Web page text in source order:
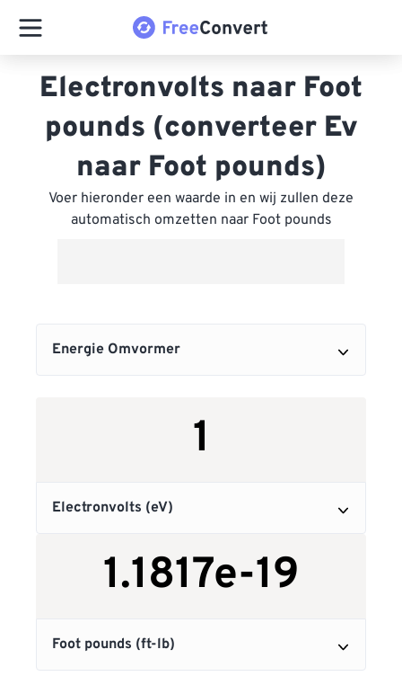
Electronvolts naar Foot
pounds (converteer Ev
naar Foot pounds)
Voer hieronder een waarde in en wij zullen deze
automatisch omzetten naar Foot pounds